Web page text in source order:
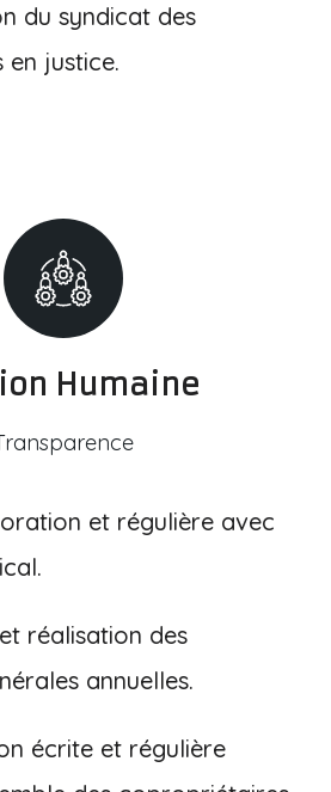
du syndicat des
justice.
Humaine
et régulière avec
réalisation des
annuelles.
écrite et régulière